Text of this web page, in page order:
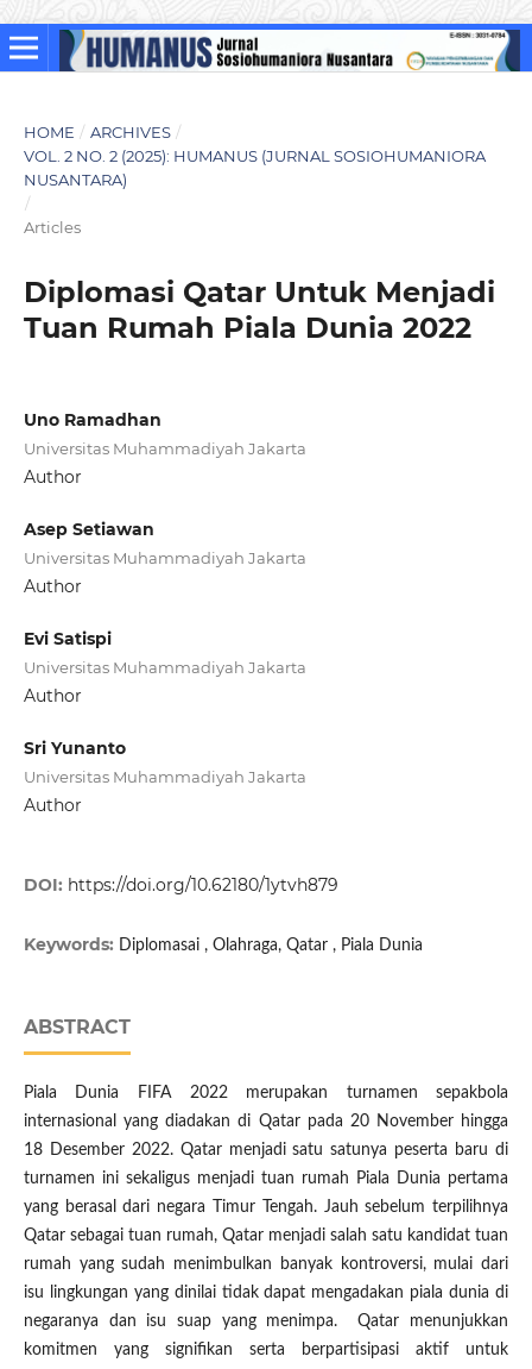
HOME / ARCHIVES /
VOL. 2 NO. 2 (2025): HUMANUS (JURNAL SOSIOHUMANIORA
NUSANTARA)
/
Articles
Diplomasi Qatar Untuk Menjadi
Tuan Rumah Piala Dunia 2022
Uno Ramadhan
Universitas Muhammadiyah Jakarta
Author
Asep Setiawan
Universitas Muhammadiyah Jakarta
Author
Evi Satispi
Universitas Muhammadiyah Jakarta
Author
Sri Yunanto
Universitas Muhammadiyah Jakarta
Author
DOI: https://doi.org/10.62180/1ytvh879
Keywords: Diplomasai , Olahraga, Qatar , Piala Dunia
ABSTRACT
Piala Dunia FIFA 2022 merupakan turnamen sepakbola
internasional yang diadakan di Qatar pada 20 November hingga
18 Desember 2022. Qatar menjadi satu satunya peserta baru di
turnamen ini sekaligus menjadi tuan rumah Piala Dunia pertama
yang berasal dari negara Timur Tengah. Jauh sebelum terpilihnya
Qatar sebagai tuan rumah, Qatar menjadi salah satu kandidat tuan
rumah yang sudah menimbulkan banyak kontroversi, mulai dari
isu lingkungan yang dinilai tidak dapat mengadakan piala dunia di
negaranya dan isu suap yang menimpa. Qatar menunjukkan
komitmen yang signifikan serta berpartisipasi aktif untuk